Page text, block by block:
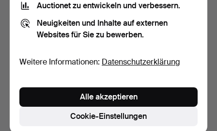
9 Gebote
159 USD 233 USD
Auctionet zu entwickeln und verbessern.
Neuigkeiten und Inhalte auf externen
Websites für Sie zu bewerben.
Weitere Informationen: Datenschutzerklärung
Cookie-Einstellungen
Alle akzeptieren